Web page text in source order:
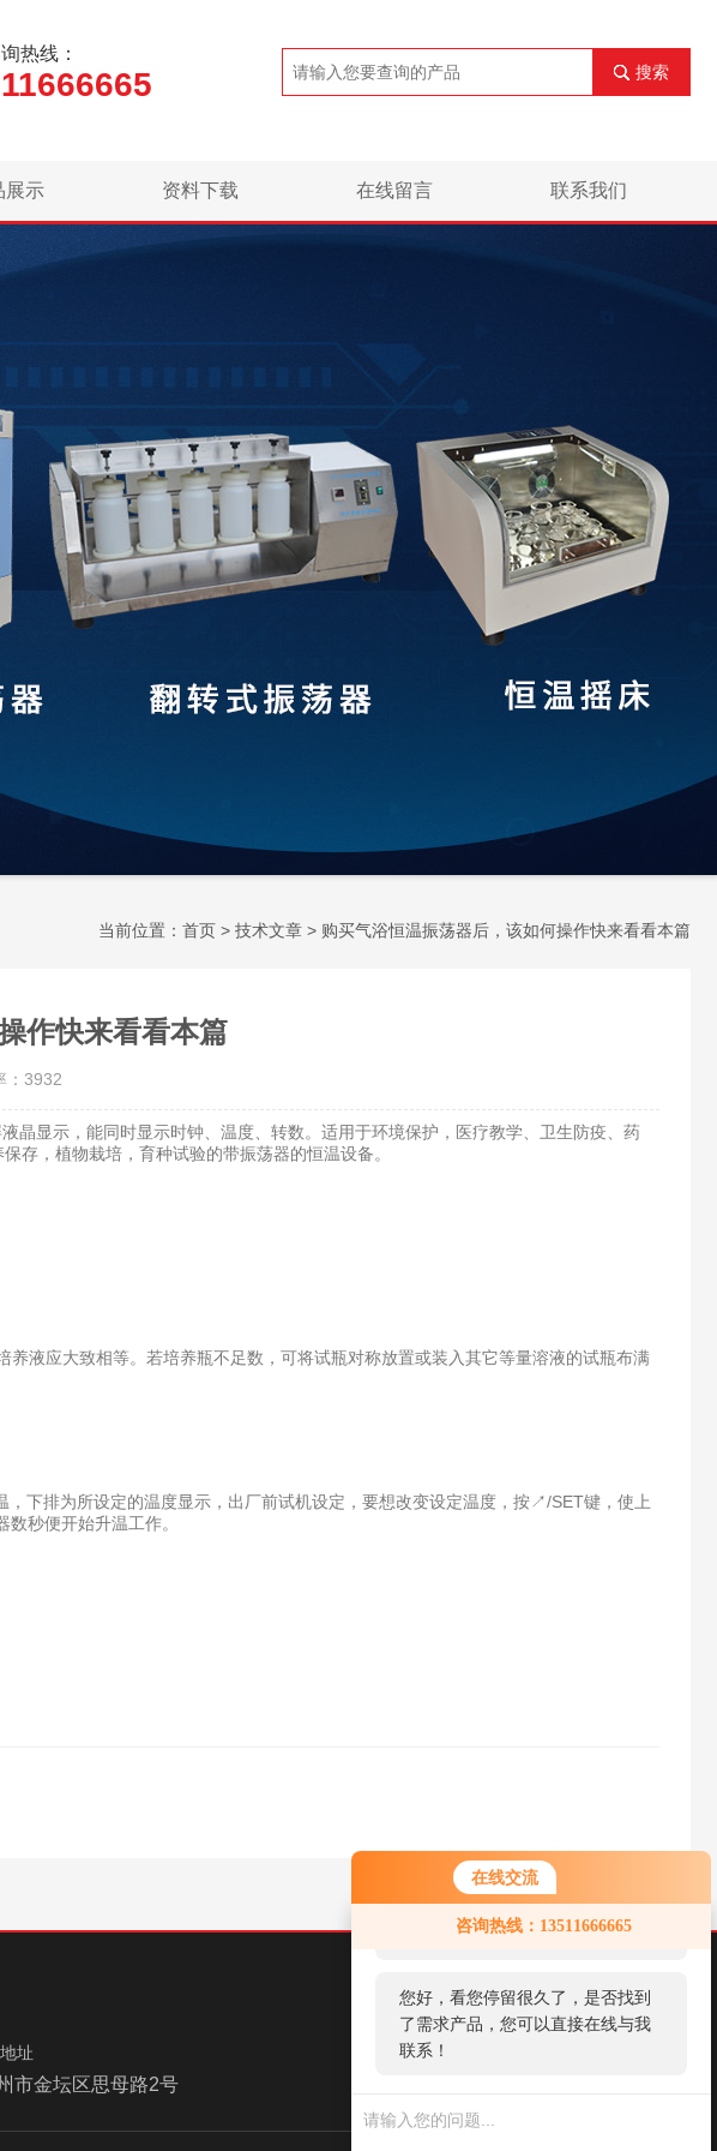
在线交流
咨询热线：13511666665
您好！欢迎前来咨询，很高兴为您
服务，请问您要咨询什么问题呢？
您好，看您停留很久了，是否找到
了需求产品，您可以直接在线与我
联系！
热线：
搜索
展示 资料下载 在线留言 联系我们
当前位置： 首页 > 技术文章 > 购买气浴恒温振荡器后，该如何操作快来看看本篇
作快来看看本篇
：3932
显示，能同时显示时钟、温度、转数。适用于环境保护，医疗教学、卫生防疫、药
存，植物栽培，育种试验的带振荡器的恒温设备。
应大致相等。若培养瓶不足数，可将试瓶对称放置或装入其它等量溶液的试瓶布满
排为所设定的温度显示，出厂前试机设定，要想改变设定温度，按↗/SET键，使上
秒便开始升温工作。
地址
市金坛区思母路2号